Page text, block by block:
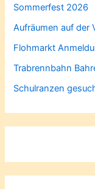
Sommerfest 2026
Aufräumen auf der
Flohmarkt
Trabrennbahn
Schulranzen